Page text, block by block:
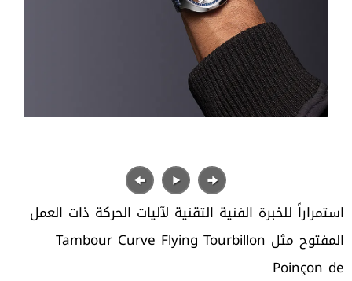
استمراراً للخبرة الفنية التقنية لآليات الحركة ذات العمل
المفتوح مثل Tambour Curve Flying Tourbillon
Poinçon de